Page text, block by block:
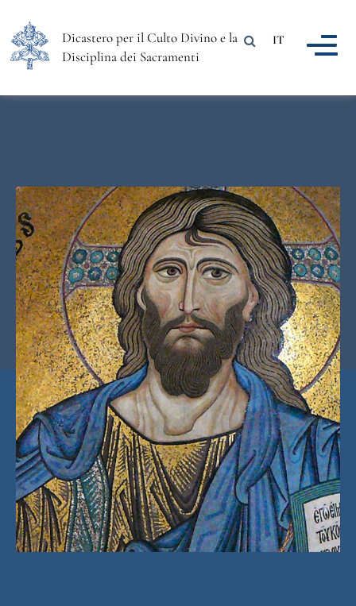
Dicastero per il Culto Divino e la
Disciplina dei Sacramenti
IT